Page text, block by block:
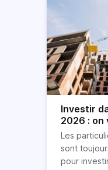
Investir
2026 : on
tout !
Les
sont
pour